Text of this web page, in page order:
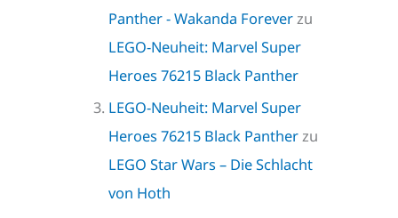
Panther - Wakanda Foreverzu
LEGO-Neuheit: Marvel Super
Heroes 76215 Black Panther
LEGO-Neuheit: Marvel Super
Heroes 76215 Black Pantherzu
LEGO Star Wars – Die Schlacht
von Hoth